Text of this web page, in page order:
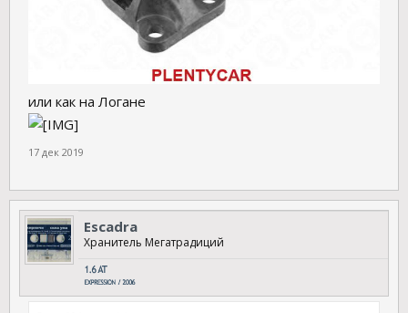
или как на Логане
17 дек 2019
Escadra
Хранитель Мегатрадиций